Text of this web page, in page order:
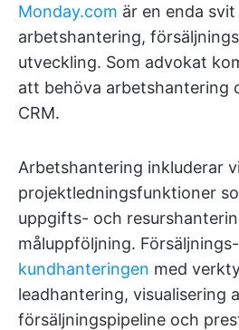
Monday.com är en enda
arbetshantering,
utveckling. Som advokat
att behöva arbetshantering
CRM.
Arbetshantering inkluderar
projektledningsfunktioner
uppgifts- och
måluppföljning.
kundhanteringen med
leadhantering, visualisering
försäljningspipeline och